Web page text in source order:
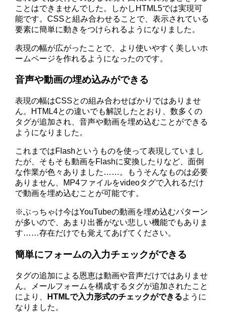
ことはできませんでした。しかしHTML5では実現可
能です。CSSと組み合わせることで、表示されている
要素に簡単に動きをつけられるようになりました。
表現の幅が広がったことで、より使いやすく美しいホ
ームページを作れるようになったのです。
音声や動画の埋め込みができる
表現の幅はCSSとの組み合わせばかりではありませ
ん。HTML4との違いでも解説したとおり、数多くの
タグが追加され、音声や動画を埋め込むことができる
ようになりました。
これまではFlashというものを使って表現していまし
たが、そもそも動画をFlashに変換したりなど、面倒
な作業が色々ありました……。もうそんなものは必要
ありません、MP4ファイルをvideoタグで入れるだけ
で動画を埋め込むことが可能です。
※ぶっちゃけ今はYouTubeの動画を埋め込むパターン
が多いので、あまり出番がない悲しい機能でもありま
す……存在だけでも覚えてあげてください。
簡単にフォームの入力チェックができる
タグの追加による恩恵は動画や音声だけではありませ
ん。メールフォームを構成するタグが追加されたこと
により、
HTMLで入力形式のチェックができるように
なりました。